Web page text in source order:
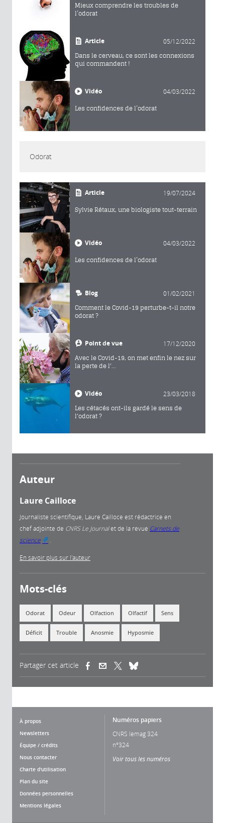
Mieux comprendre les troubles de
l’odorat
Article 05/12/2022
Dans le cerveau, ce sont les connexions
qui commandent !
Vidéo 04/03/2022
Les confidences de l’odorat
Odorat
Article 19/07/2024
Sylvie Rétaux, une biologiste tout-terrain
Vidéo 04/03/2022
Les confidences de l’odorat
Blog 01/02/2021
Comment le Covid-19 perturbe-t-il notre
odorat ?
Point de vue 17/12/2020
Avec le Covid-19, on met enfin le nez sur
la perte de l'...
Vidéo 23/03/2018
Les cétacés ont-ils gardé le sens de
l'odorat ?
Auteur
Laure Cailloce
Journaliste scientifique, Laure Cailloce est rédactrice en
chef adjointe de CNRS Le Journalet de la revue Carnets de
science
En savoir plus sur l'auteur
Mots-clés
Odorat Odeur Olfaction Olfactif Sens
Déficit Trouble Anosmie Hyposmie
Partager cet article (link is external)(link is external)
À propos
Newsletters
Équipe / crédits
Nous contacter
Charte d'utilisation
Plan du site
Données personnelles
Mentions légales
Numéros papiers
CNRS lemag 324
n°324
Voir tous les numéros